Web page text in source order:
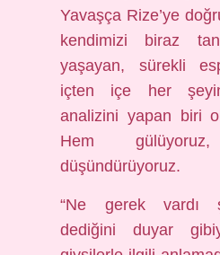
Yavaşça Rize’ye
kendimizi biraz
yaşayan, sürekli
içten içe her
analizini yapan biri
Hem
düşündürüyoruz.
“Ne gerek vardı
dediğini duyar